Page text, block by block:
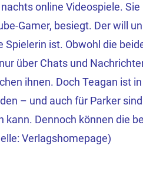
online Videospiele.
Gamer, besiegt. Der will
ist. Obwohl die
über Chats und
ihnen. Doch Teagan ist
– und auch für Parker
kann. Dennoch können die
Verlagshomepage)